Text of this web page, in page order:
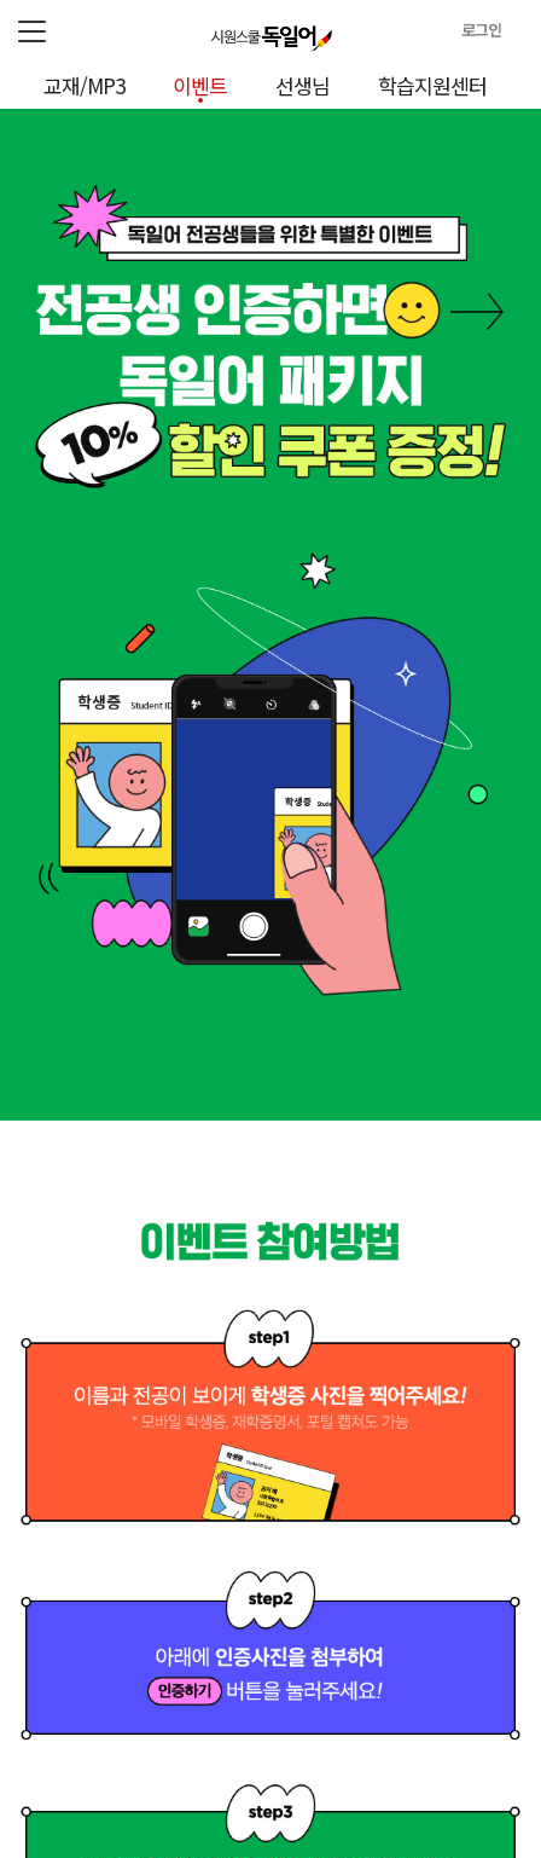
로그인
교재/MP3 이벤트 선생님 학습지원센터